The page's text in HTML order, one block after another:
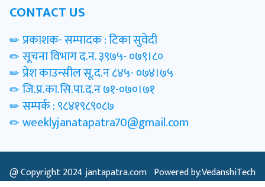
CONTACT US
प्रकाशक- सम्पादक : टिका सुवेदी
सूचना विभाग द.न. ३९७५- ०७९।८०
प्रेश काउन्सील सू.द.न ८४५- ०७४।७५
जि.प्र.का.सि.पा.द.न ७१-०७०।७१
सम्पर्क : ९८४१९८९०८७
weeklyjanatapatra70@gmail.com
@ Copyright 2024jantapatra.com Powered by:VedanshiTech